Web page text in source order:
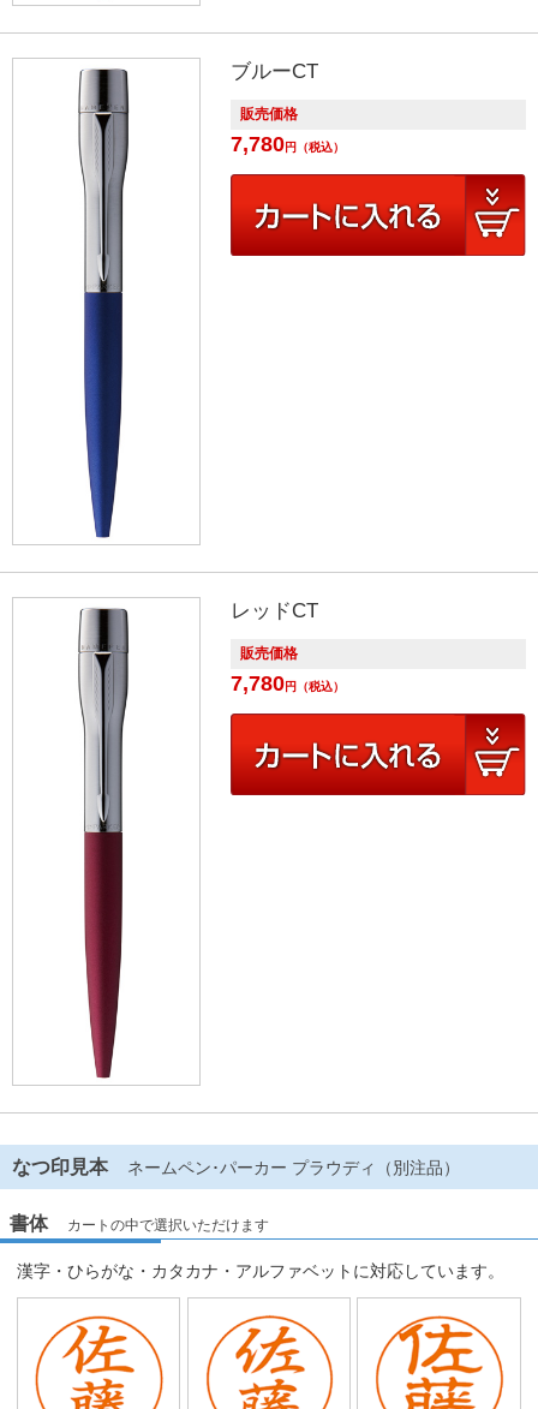
ブルーCT
販売価格
7,780円 （税込）
レッドCT
販売価格
7,780円 （税込）
なつ印見本 ネームペン･パーカー プラウディ（別注品）
書体 カートの中で選択いただけます
漢字・ひらがな・カタカナ・アルファベットに対応しています。